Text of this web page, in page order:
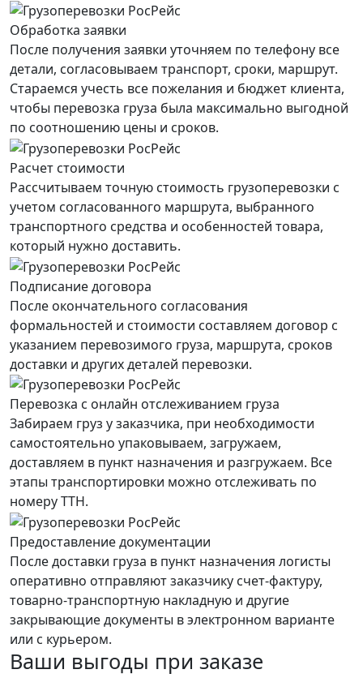
Обработка заявки
После получения заявки уточняем по телефону все
детали, согласовываем транспорт, сроки, маршрут.
Стараемся учесть все пожелания и бюджет клиента,
чтобы перевозка груза была максимально выгодной
по соотношению цены и сроков.
Расчет стоимости
Рассчитываем точную стоимость грузоперевозки с
учетом согласованного маршрута, выбранного
транспортного средства и особенностей товара,
который нужно доставить.
Подписание договора
После окончательного согласования
формальностей и стоимости составляем договор с
указанием перевозимого груза, маршрута, сроков
доставки и других деталей перевозки.
Перевозка с онлайн отслеживанием груза
Забираем груз у заказчика, при необходимости
самостоятельно упаковываем, загружаем,
доставляем в пункт назначения и разгружаем. Все
этапы транспортировки можно отслеживать по
номеру ТТН.
Предоставление документации
После доставки груза в пункт назначения логисты
оперативно отправляют заказчику счет-фактуру,
товарно-транспортную накладную и другие
закрывающие документы в электронном варианте
или с курьером.
Ваши выгоды при заказе